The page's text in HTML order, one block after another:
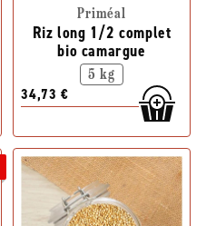
Priméal
Riz long 1/2 complet
bio camargue
5 kg
34,73 €